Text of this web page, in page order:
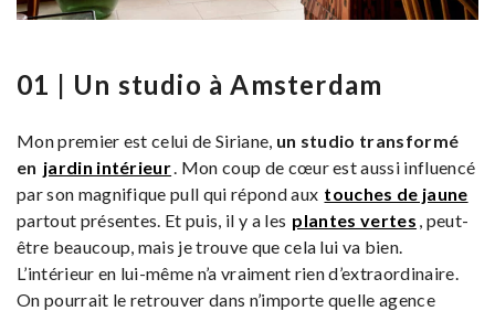
01 | Un studio à Amsterdam
Mon premier est celui de Siriane, un studio transformé
en jardin intérieur . Mon coup de cœur est aussi influencé
par son magnifique pull qui répond aux touches de jaune
partout présentes. Et puis, il y a les plantes vertes , peut-
être beaucoup, mais je trouve que cela lui va bien.
L’intérieur en lui-même n’a vraiment rien d’extraordinaire.
On pourrait le retrouver dans n’importe quelle agence